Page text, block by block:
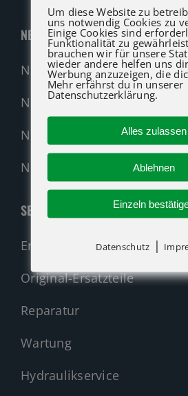
NEUMASCHINEN
Neumaschinen Übersicht
Neumaschinen Genie
Neumaschinen Merlo
Nehmen Sie Kontakt auf!
SERVICE
Ersatzteil-Anfrage (alle
Original-Ersatzteile
Reparatur
Wartung
Hydraulikservice
Um diese Website zu
uns notwendig Cookies zu
Einige Cookies sind
Funktionalität zu
brauchen wir für unsere
wieder andere helfen uns
Werbung anzuzeigen, die
Mehr erfährst du in unserer
Datenschutzerklärung.
Alles zulassen
Ablehnen
Einzeln
Datenschutz |